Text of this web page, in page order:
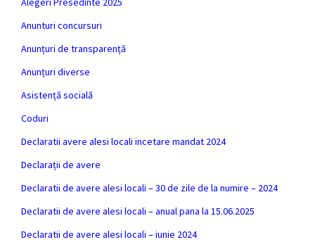
Anunturi concursuri
Anunțuri de transparență
Anunțuri diverse
Asistență socială
Coduri
Declaratii avere alesi locali incetare mandat 2024
Declarații de avere
Declaratii de avere alesi locali – 30 de zile de la numire – 2024
Declaratii de avere alesi locali – anual pana la 15.06.2025
Declaratii de avere alesi locali – iunie 2024